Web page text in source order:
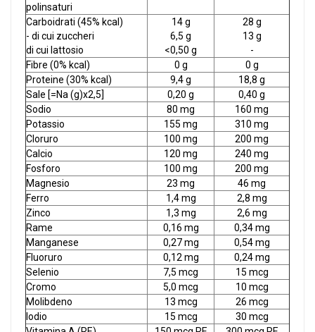
polinsaturi
Carboidrati (45% kcal)
- di cui zuccheri
di cui lattosio
14 g
6,5 g
<0,50 g
28 g
13 g
-
Fibre (0% kcal)
0 g
0 g
Proteine (30% kcal)
9,4 g
18,8 g
Sale [=Na (g)x2,5]
0,20 g
0,40 g
Sodio
80 mg
160 mg
Potassio
155 mg
310 mg
Cloruro
100 mg
200 mg
Calcio
120 mg
240 mg
Fosforo
100 mg
200 mg
Magnesio
23 mg
46 mg
Ferro
1,4 mg
2,8 mg
Zinco
1,3 mg
2,6 mg
Rame
0,16 mg
0,34 mg
Manganese
0,27 mg
0,54 mg
Fluoruro
0,12 mg
0,24 mg
Selenio
7,5 mcg
15 mcg
Cromo
5,0 mcg
10 mcg
Molibdeno
13 mcg
26 mcg
Iodio
15 mcg
30 mcg